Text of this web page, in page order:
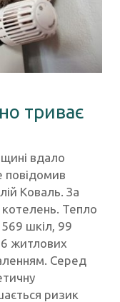
триває
вдало
повідомив
Коваль. За
Тепло
шкіл, 99
житлових
Серед
ризик